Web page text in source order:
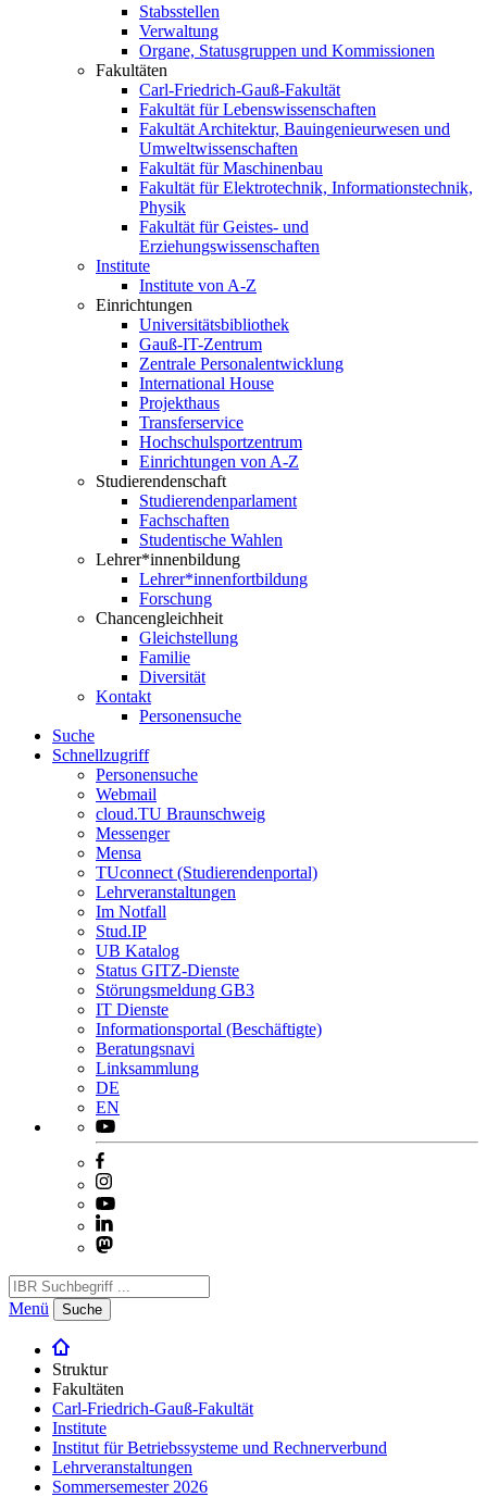
Stabsstellen
Verwaltung
Organe, Statusgruppen und Kommissionen
Fakultäten
Carl-Friedrich-Gauß-Fakultät
Fakultät für Lebenswissenschaften
Fakultät Architektur, Bauingenieurwesen und
Umweltwissenschaften
Fakultät für Maschinenbau
Fakultät für Elektrotechnik, Informationstechnik,
Physik
Fakultät für Geistes- und
Erziehungswissenschaften
Institute
Institute von A-Z
Einrichtungen
Universitätsbibliothek
Gauß-IT-Zentrum
Zentrale Personalentwicklung
International House
Projekthaus
Transferservice
Hochschulsportzentrum
Einrichtungen von A-Z
Studierendenschaft
Studierendenparlament
Fachschaften
Studentische Wahlen
Lehrer*innenbildung
Lehrer*innenfortbildung
Forschung
Chancengleichheit
Gleichstellung
Familie
Diversität
Kontakt
Personensuche
Suche
Schnellzugriff
Personensuche
Webmail
cloud.TU Braunschweig
Messenger
Mensa
TUconnect (Studierendenportal)
Lehrveranstaltungen
Im Notfall
Stud.IP
UB Katalog
Status GITZ-Dienste
Störungsmeldung GB3
IT Dienste
Informationsportal (Beschäftigte)
Beratungsnavi
Linksammlung
DE
EN
Menü Suche
Struktur
Fakultäten
Carl-Friedrich-Gauß-Fakultät
Institute
Institut für Betriebssysteme und Rechnerverbund
Lehrveranstaltungen
Sommersemester 2026